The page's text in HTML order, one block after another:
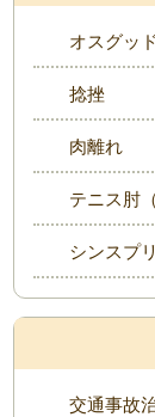
オスグッ
捻挫
肉離れ
テニス肘
シンスプ
交通事故